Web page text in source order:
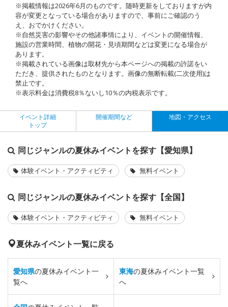
※掲載情報は2026年6月のものです。随時更新をしておりますが内
容が変更となっている場合がありますので、事前にご確認のう
え、おでかけください。
※自然災害の影響やその他諸事情により、イベントの開催情報、
施設の営業時間、植物の開花・見頃期間などは変更になる場合が
あります。
※掲載されている画像は取材先から本ページへの掲載の許諾をい
ただき、提供されたものとなります。画像の無断転載(二次使用)は
禁止です。
※表示料金は消費税8％ないし10％の内税表示です。
イベント詳細
トップ
開催期間など 地図・アクセス
同じジャンルの夏休みイベントを探す【愛知県】
体験イベント・アクティビティ 無料イベント
同じジャンルの夏休みイベントを探す【全国】
体験イベント・アクティビティ 無料イベント
夏休みイベント一覧に戻る
愛知県の夏休みイベント一
覧へ
東海の夏休みイベント一覧
へ